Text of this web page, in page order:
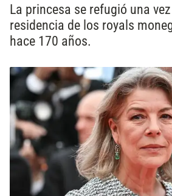
La princesa se refugió una
residencia de los royals
hace 170 años.